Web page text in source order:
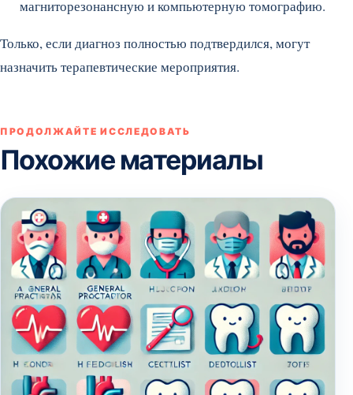
магниторезонансную и компьютерную томографию.
Только, если диагноз полностью подтвердился, могут
назначить терапевтические мероприятия.
ПРОДОЛЖАЙТЕ ИССЛЕДОВАТЬ
Похожие материалы